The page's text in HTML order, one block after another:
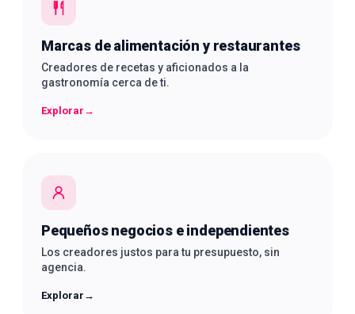
Marcas de alimentación y restaurantes
Creadores de recetas y aficionados a la
gastronomía cerca de ti.
Explorar →
Pequeños negocios e independientes
Los creadores justos para tu presupuesto, sin
agencia.
Explorar →